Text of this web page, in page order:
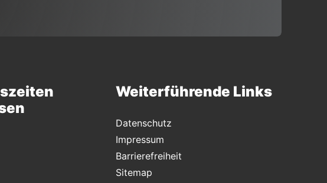
Weiterführende Links
Datenschutz
Impressum
Barrierefreiheit
Sitemap